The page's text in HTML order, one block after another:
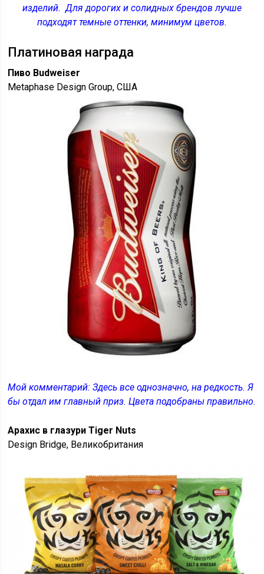
изделий. Для дорогих и солидных брендов лучше
подходят темные оттенки, минимум цветов.
Платиновая награда
Пиво Budweiser
Metaphase Design Group, США
Мой комментарий: Здесь все однозначно, на редкость. Я
бы отдал им главный приз. Цвета подобраны правильно.
Арахис в глазури Tiger Nuts
Design Bridge, Великобритания